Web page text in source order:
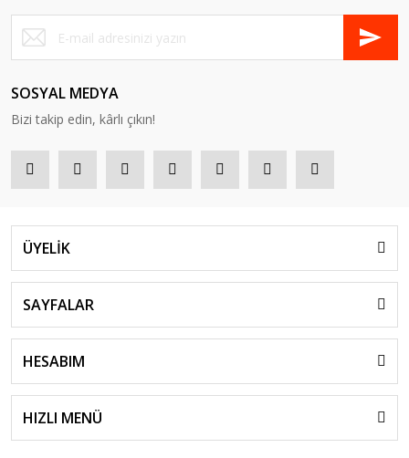
SOSYAL MEDYA
Bizi takip edin, kârlı çıkın!
ÜYELİK
SAYFALAR
HESABIM
HIZLI MENÜ